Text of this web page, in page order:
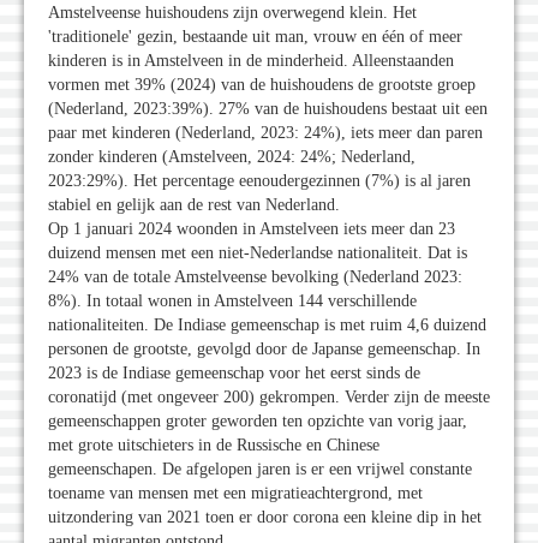
Amstelveense huishoudens zijn overwegend klein. Het
'traditionele' gezin, bestaande uit man, vrouw en één of meer
kinderen is in Amstelveen in de minderheid. Alleenstaanden
vormen met 39% (2024) van de huishoudens de grootste groep
(Nederland, 2023:39%). 27% van de huishoudens bestaat uit een
paar met kinderen (Nederland, 2023: 24%), iets meer dan paren
zonder kinderen (Amstelveen, 2024: 24%; Nederland,
2023:29%). Het percentage eenoudergezinnen (7%) is al jaren
stabiel en gelijk aan de rest van Nederland.
Op 1 januari 2024 woonden in Amstelveen iets meer dan 23
duizend mensen met een niet-Nederlandse nationaliteit. Dat is
24% van de totale Amstelveense bevolking (Nederland 2023:
8%). In totaal wonen in Amstelveen 144 verschillende
nationaliteiten. De Indiase gemeenschap is met ruim 4,6 duizend
personen de grootste, gevolgd door de Japanse gemeenschap. In
2023 is de Indiase gemeenschap voor het eerst sinds de
coronatijd (met ongeveer 200) gekrompen. Verder zijn de meeste
gemeenschappen groter geworden ten opzichte van vorig jaar,
met grote uitschieters in de Russische en Chinese
gemeenschapen. De afgelopen jaren is er een vrijwel constante
toename van mensen met een migratieachtergrond, met
uitzondering van 2021 toen er door corona een kleine dip in het